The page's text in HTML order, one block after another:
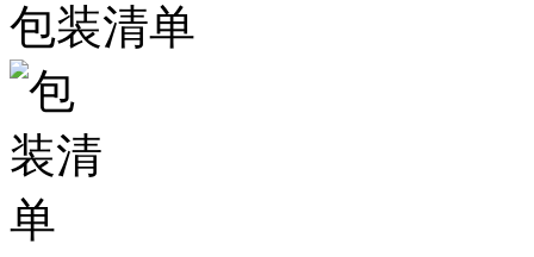
包装清单